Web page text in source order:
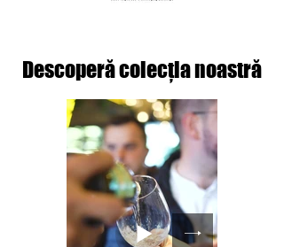
Descoperă colecția noastră